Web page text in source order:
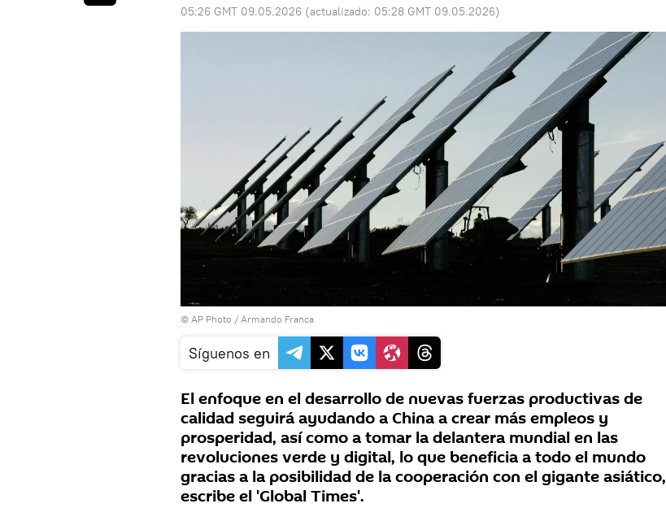
05:26 GMT 09.05.2026 (actualizado: 05:28 GMT 09.05.2026)
© AP Photo / Armando Franca
Síguenos en
El enfoque en el desarrollo de nuevas fuerzas productivas de
calidad seguirá ayudando a China a crear más empleos y
prosperidad, así como a tomar la delantera mundial en las
revoluciones verde y digital, lo que beneficia a todo el mundo
gracias a la posibilidad de la cooperación con el gigante asiático,
escribe el 'Global Times'.